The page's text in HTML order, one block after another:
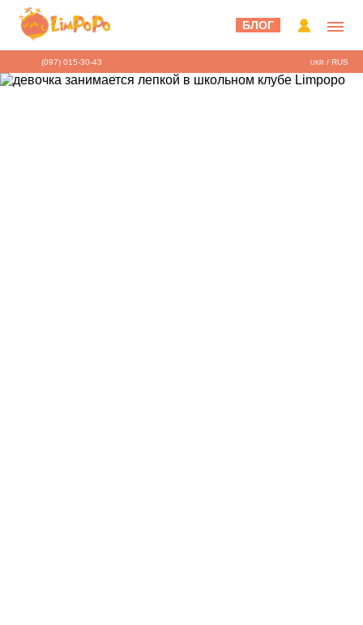
БЛОГ
(097) 015-30-43 UKR / RUS